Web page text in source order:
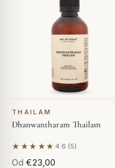
THAILAM
Dhanwantharam Thailam
★★★★★ 4.6 (5)
Na základě 5 hodnocení
Od €23,00